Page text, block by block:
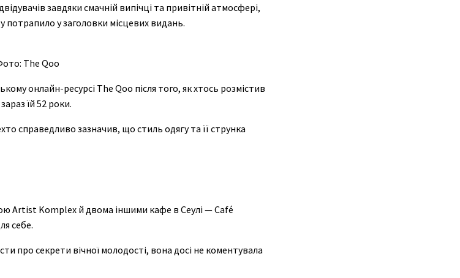
завдяки смачній випічці та привітній атмосфері,
у заголовки місцевих видань.
The Qoo
онлайн-ресурсі The Qoo після того, як хтось розмістив
їй 52 роки.
справедливо зазначив, що стиль одягу та її струнка
Artist Komplex й двома іншими кафе в Сеулі — Café
себе.
про секрети вічної молодості, вона досі не коментувала